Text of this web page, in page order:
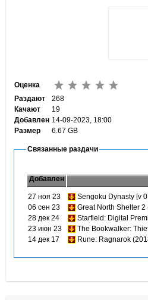
Оценка
Раздают
268
Качают
19
Добавлен 14-09-2023, 18:00
Размер
6.67 GB
Связанные раздачи
Добавлен
27 ноя 23 Sengoku Dynasty [v
06 сен 23
Great North Shelter
28 дек 24
Starfield: Digital
23 июн 23
The Bookwalker:
14 дек 17
Rune: Ragnarok